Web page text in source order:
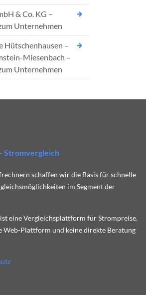
& Co. KG –
Unternehmen
Hütschenhausen –
Miesenbach –
Unternehmen
Stromvergleich
schaffen wir die Basis für schnelle
im Segment der
eine Vergleichsplattform für Strompreise.
Web-Plattform und keine direkte Beratung